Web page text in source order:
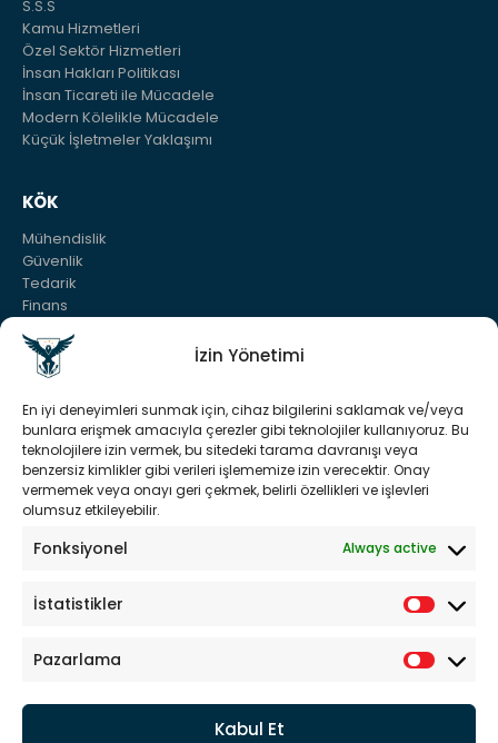
İzin Yönetimi
En iyi deneyimleri sunmak için, cihaz bilgilerini saklamak ve/veya
bunlara erişmek amacıyla çerezler gibi teknolojiler kullanıyoruz. Bu
teknolojilere izin vermek, bu sitedeki tarama davranışı veya
benzersiz kimlikler gibi verileri işlememize izin verecektir. Onay
vermemek veya onayı geri çekmek, belirli özellikleri ve işlevleri
olumsuz etkileyebilir.
Fonksiyonel Always active
İstatistikler
Pazarlama
Kabul Et
S.S.S
Kamu Hizmetleri
Özel Sektör Hizmetleri
İnsan Hakları Politikası
İnsan Ticareti ile Mücadele
Modern Kölelikle Mücadele
Küçük İşletmeler Yaklaşımı
KÖK
Mühendislik
Güvenlik
Tedarik
Finans
Bilgi Tohumu
YASAL
Yasal Uyarı
Kullanım Şartları
Sorumluluk Reddi
KVKK
Gizlilik Bildirgesi
Çerez Politikası
Hafta içi :
8.00 - 18.00